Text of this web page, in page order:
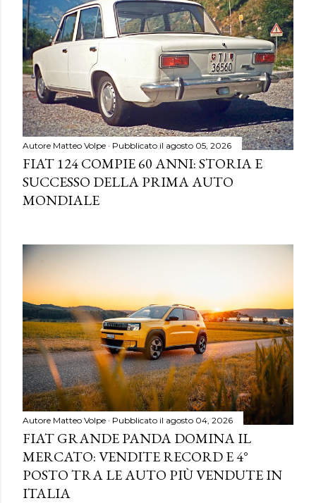
Autore Matteo Volpe Pubblicato il agosto 05, 2026
FIAT 124 COMPIE 60 ANNI: STORIA E
SUCCESSO DELLA PRIMA AUTO
MONDIALE
Autore Matteo Volpe Pubblicato il agosto 04, 2026
FIAT GRANDE PANDA DOMINA IL
MERCATO: VENDITE RECORD E 4°
POSTO TRA LE AUTO PIÙ VENDUTE IN
ITALIA